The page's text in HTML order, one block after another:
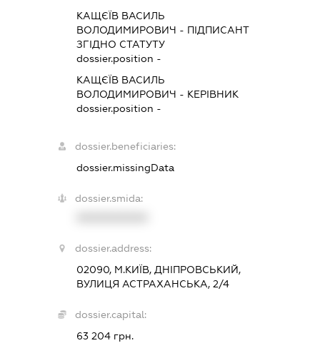
КАЩЄЇВ ВАСИЛЬ
ВОЛОДИМИРОВИЧ - ПІДПИСАНТ
ЗГІДНО СТАТУТУ
dossier.position -
КАЩЄЇВ ВАСИЛЬ
ВОЛОДИМИРОВИЧ - КЕРІВНИК
dossier.position -
dossier.beneficiaries:
dossier.missingData
dossier.smida:
dossier.address:
02090, М.КИЇВ, ДНІПРОВСЬКИЙ,
ВУЛИЦЯ АСТРАХАНСЬКА, 2/4
dossier.capital:
63 204 грн.